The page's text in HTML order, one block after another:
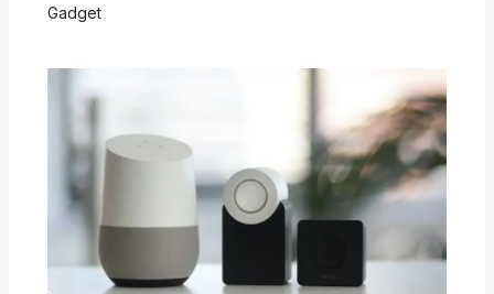
Gadget